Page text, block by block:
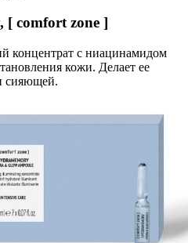
comfort zone ]
концентрат с ниацинамидом
кожи. Делает ее
сияющей.